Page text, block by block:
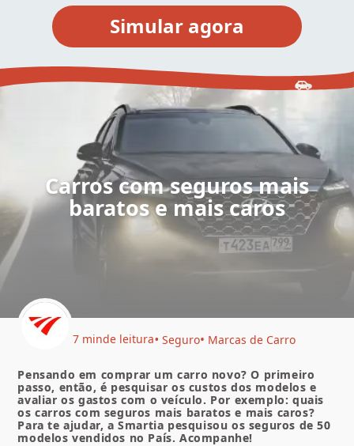
Carros com seguros mais
baratos e mais caros
7 minde leitura Seguro Marcas de Carro
Pensando em comprar um carro novo? O primeiro
passo, então, é pesquisar os custos dos modelos e
avaliar os gastos com o veículo. Por exemplo: quais
os carros com seguros mais baratos e mais caros?
Para te ajudar, a Smartia pesquisou os seguros de 50
modelos vendidos no País. Acompanhe!